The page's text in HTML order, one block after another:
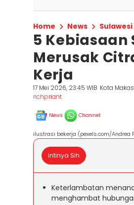
Home News
5 Kebiasaan
Merusak
Kerja
17 Mei 2026, 23:45 WIB Kota
richpriant
News Channel
ilustrasi bekerja (pexels.com/Andrea
Intinya Sih
Keterlambatan
menghambat